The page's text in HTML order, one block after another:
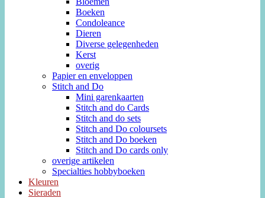
Boeken
Condoleance
Dieren
Diverse gelegenheden
Kerst
overig
Papier en enveloppen
Stitch and Do
Mini garenkaarten
Stitch and do Cards
Stitch and do sets
Stitch and Do coloursets
Stitch and Do boeken
Stitch and Do cards only
overige artikelen
Specialties hobbyboeken
Kleuren
Sieraden